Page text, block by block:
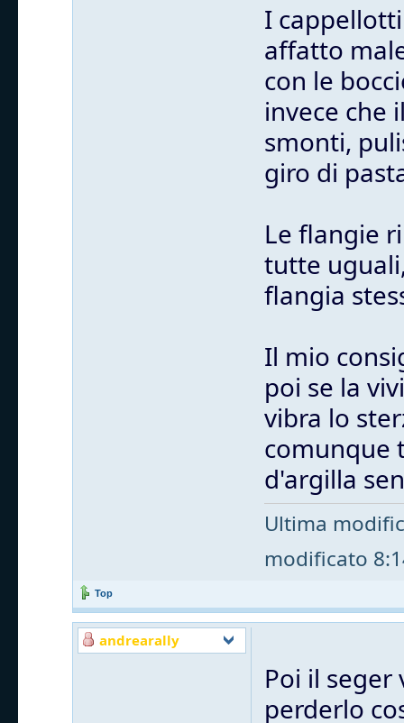
I
affatto
con le
invece che
smonti,
giro di
Le flangie
tutte
flangia
Il mio
poi se la
vibra lo
comunque
d'argilla
Ultima
modificato
Top
andrearally
Poi il
perderlo